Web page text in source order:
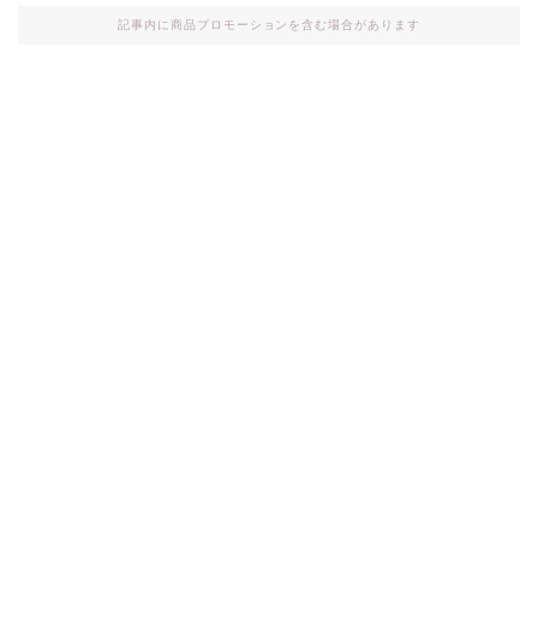
記事内に商品プロモーションを含む場合があります